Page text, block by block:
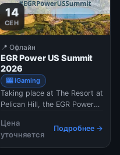
арбитражников. Программа
включает в себя не только
выставку технологий и
платформ, но и мощный ...
14
СЕН
📍 Офлайн
EGR Power US Summit
2026
🎰 iGaming
Taking place at The Resort at
Pelican Hill, the EGR Power
bringing together senior
executives, affiliates,
regulators, and industry
Цена
уточняется
Подробнее →